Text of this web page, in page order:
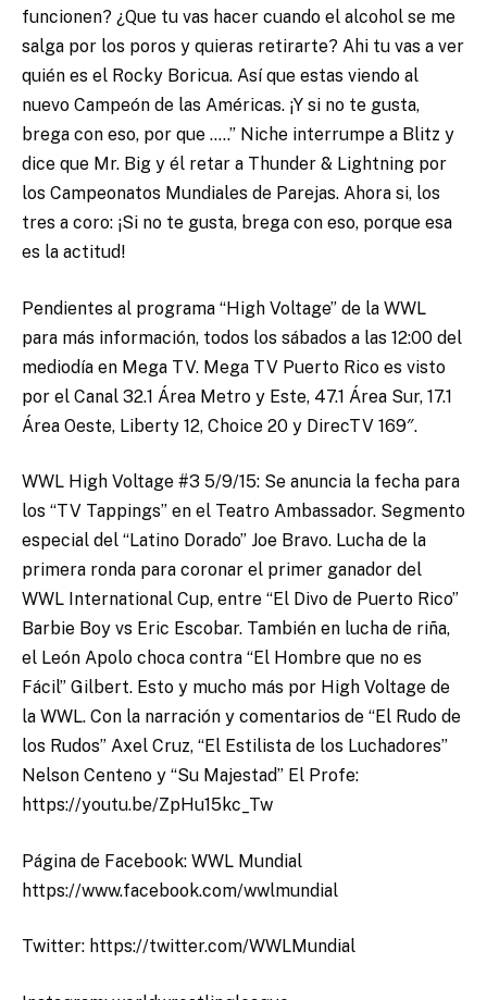
funcionen? ¿Que tu vas hacer cuando el alcohol se me
salga por los poros y quieras retirarte? Ahi tu vas a ver
quién es el Rocky Boricua. Así que estas viendo al
nuevo Campeón de las Américas. ¡Y si no te gusta,
brega con eso, por que …..” Niche interrumpe a Blitz y
dice que Mr. Big y él retar a Thunder & Lightning por
los Campeonatos Mundiales de Parejas. Ahora si, los
tres a coro: ¡Si no te gusta, brega con eso, porque esa
es la actitud!
Pendientes al programa “High Voltage” de la WWL
para más información, todos los sábados a las 12:00 del
mediodía en Mega TV. Mega TV Puerto Rico es visto
por el Canal 32.1 Área Metro y Este, 47.1 Área Sur, 17.1
Área Oeste, Liberty 12, Choice 20 y DirecTV 169″.
WWL High Voltage #3 5/9/15: Se anuncia la fecha para
los “TV Tappings” en el Teatro Ambassador. Segmento
especial del “Latino Dorado” Joe Bravo. Lucha de la
primera ronda para coronar el primer ganador del
WWL International Cup, entre “El Divo de Puerto Rico”
Barbie Boy vs Eric Escobar. También en lucha de riña,
el León Apolo choca contra “El Hombre que no es
Fácil” Gilbert. Esto y mucho más por High Voltage de
la WWL. Con la narración y comentarios de “El Rudo de
los Rudos” Axel Cruz, “El Estilista de los Luchadores”
Nelson Centeno y “Su Majestad” El Profe:
https://youtu.be/ZpHu15kc_Tw
Página de Facebook: WWL Mundial
https://www.facebook.com/wwlmundial
Twitter: https://twitter.com/WWLMundial